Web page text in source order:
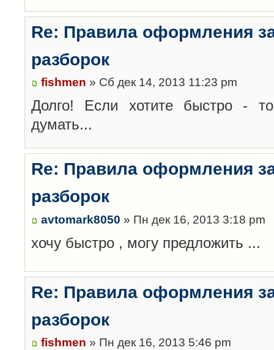
Re: Правила оформления
разборок
fishmen » Сб дек 14, 2013 11:23 pm
Долго! Если хотите быстро -
думать...
Re: Правила оформления
разборок
avtomark8050 » Пн дек 16, 2013 3:18 pm
хочу быстро , могу предложить ...
Re: Правила оформления
разборок
fishmen » Пн дек 16, 2013 5:46 pm